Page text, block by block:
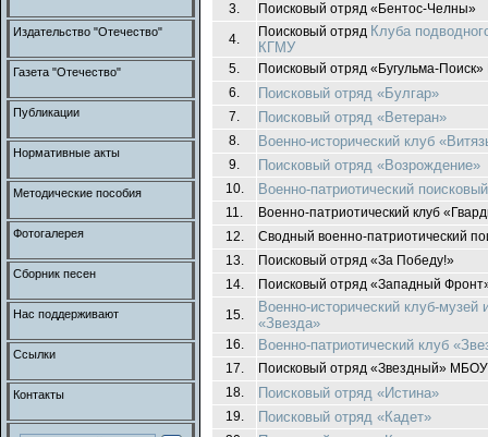
3.
Поисковый отряд «Бентос-Челны»
4.
Поисковый отряд Клуба
КГМУ
5.
Поисковый отряд «Бугульма-
6.
Поисковый отряд «Булгар»
7. Поисковый отряд «Ветеран»
8. Военно-исторический клуб
9. Поисковый отряд «Возрождение»
10. Военно-патриотический
11.
Военно-патриотический клуб
12.
Сводный военно-патриотический
13.
Поисковый отряд «За Победу!»
14.
Поисковый отряд «Западный
15.
Военно-исторический клуб-музей
«Звезда»
16. Военно-патриотический клуб
17.
Поисковый отряд «Звездный»
18.
Поисковый отряд «Истина»
19. Поисковый отряд «Кадет»
Издательство "Отечество"
Газета "Отечество"
Публикации
Нормативные акты
Методические пособия
Фотогалерея
Сборник песен
Нас поддерживают
Ссылки
Контакты